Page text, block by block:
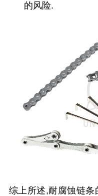
的风险.
综上所述,耐腐蚀链